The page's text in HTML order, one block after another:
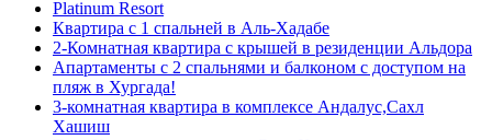
Platinum Resort
Квартира с 1 спальней в Аль-Хадабе
2-Комнатная квартира с крышей в резиденции Альдора
Апартаменты с 2 спальнями и балконом с доступом на
пляж в Хургада!
3-комнатная квартира в комплексе Андалус,Сахл
Хашиш